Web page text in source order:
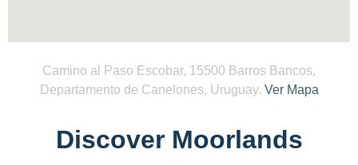
Camino al Paso Escobar, 15500 Barros Bancos,
Departamento de Canelones, Uruguay. Ver Mapa
Discover Moorlands